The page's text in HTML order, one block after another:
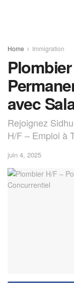
Home Immigration
avec
Rejoignez
H/F – Emploi à
juin 4, 2025